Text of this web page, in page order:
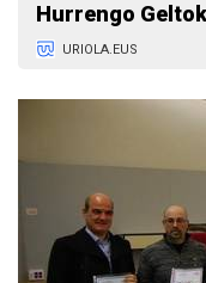
Hurrengo
URIOLA.EUS